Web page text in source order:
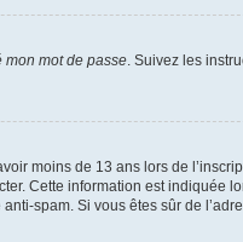
mon mot de passe . Suivez les
moins de 13 ans lors de
Cette information est indiquée
spam. Si vous êtes sûr de